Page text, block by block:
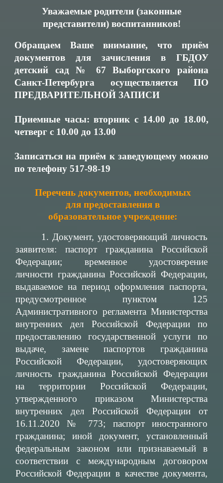
Уважаемые родители (законные
представители) воспитанников!
Обращаем Ваше внимание, что приём
документов для зачисления в ГБДОУ
детский сад № 67 Выборгского района
Санкт-Петербурга осуществляется ПО
ПРЕДВАРИТЕЛЬНОЙ ЗАПИСИ
Приемные часы: вторник с 14.00 до 18.00,
четверг с 10.00 до 13.00
Записаться на приём к заведующему можно
по телефону 517-98-19
Перечень документов, необходимых
для предоставления в
образовательное учреждение:
1. Документ, удостоверяющий личность
заявителя: паспорт гражданина Российской
Федерации; временное удостоверение
личности гражданина Российской Федерации,
выдаваемое на период оформления паспорта,
предусмотренное пунктом 125
Административного регламента Министерства
внутренних дел Российской Федерации по
предоставлению государственной услуги по
выдаче, замене паспортов гражданина
Российской Федерации, удостоверяющих
личность гражданина Российской Федерации
на территории Российской Федерации,
утвержденного приказом Министерства
внутренних дел Российской Федерации от
16.11.2020 № 773; паспорт иностранного
гражданина; иной документ, установленный
федеральным законом или признаваемый в
соответствии с международным договором
Российской Федерации в качестве документа,